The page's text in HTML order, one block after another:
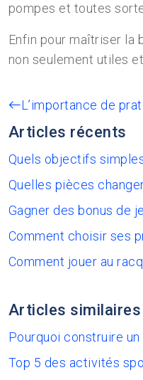
pompes et toutes
Enfin pour maîtriser la
non seulement utiles
L’importance de
Articles récents
Quels objectifs
Quelles pièces
Gagner des bonus de
Comment choisir ses
Comment jouer au
Articles similaires
Pourquoi construire
Top 5 des activités